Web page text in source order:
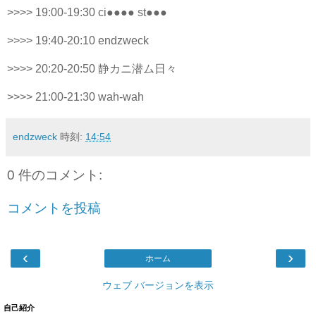
>>>> 19:00-19:30 ci●●●● st●●●
>>>> 19:40-20:10 endzweck
>>>> 20:20-20:50 静カニ潜ム日々
>>>> 21:00-21:30 wah-wah
endzweck 時刻: 14:54
0 件のコメント:
コメントを投稿
‹ ›
ホーム
ウェブ バージョンを表示
自己紹介